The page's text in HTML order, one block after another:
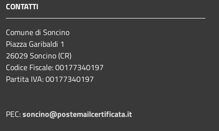
CONTATTI
Comune di Soncino
Piazza Garibaldi 1
26029 Soncino (CR)
Codice Fiscale: 00177340197
Partita IVA: 00177340197
PEC:soncino@postemailcertificata.it